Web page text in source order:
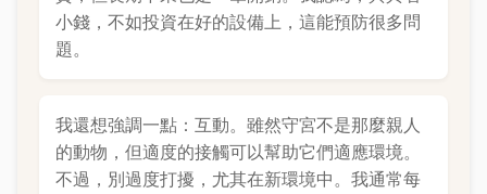
小錢，不如投資在好的設備上，這能預防很多問
題。
我還想強調一點：互動。雖然守宮不是那麼親人
的動物，但適度的接觸可以幫助它們適應環境。
不過，別過度打擾，尤其在新環境中。我通常每